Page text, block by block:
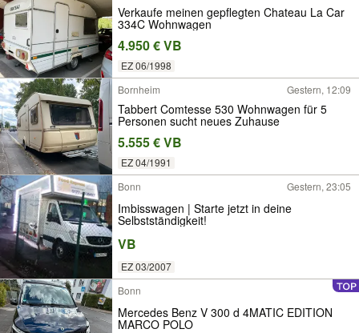
Verkaufe meinen gepflegten Chateau La Car
334C Wohnwagen
4.950 € VB
EZ 06/1998
Bornheim
Gestern, 12:09
Tabbert Comtesse 530 Wohnwagen für 5
Personen sucht neues Zuhause
5.555 € VB
EZ 04/1991
Bonn
Gestern, 23:05
Imbisswagen | Starte jetzt in deine
Selbstständigkeit!
VB
EZ 03/2007
Bonn
Mercedes Benz V 300 d 4MATIC EDITION
MARCO POLO